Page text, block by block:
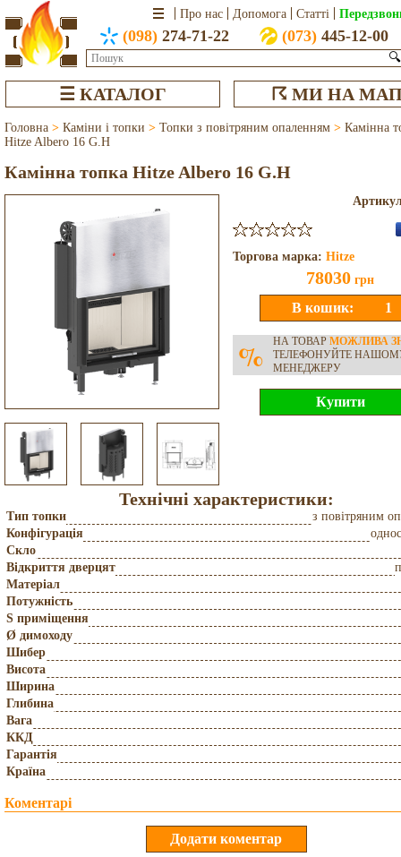
Про нас Допомога Статті
(098) 274-71-22 (073)445-12-00
🔍
☰ КАТАЛОГ ☈ МИ НА
Головна > Каміни і топки > Топки з повітряним опаленням > Камінна
Hitze Albero 16 G.H
Камінна топка Hitze Albero 16 G.H
Торгова марка: Hitze
78030 грн
% НА ТОВАР МОЖЛИВА
ТЕЛЕФОНУЙТЕ
МЕНЕДЖЕРУ
Технічні характеристики:
Тип топки
з повітряним
Конфігурація
Скло
Відкриття дверцят
Матеріал
Потужність
S приміщення
Ø димоходу
Шибер
Висота
Ширина
Глибина
Вага
ККД
Гарантія
Країна
Коментарі